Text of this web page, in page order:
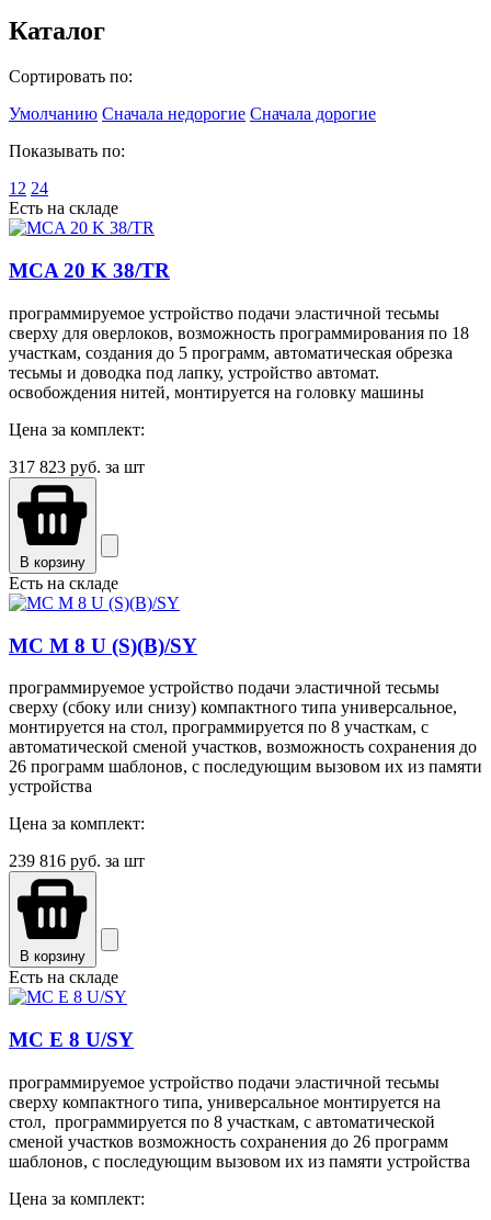
Каталог
Сортировать по:
Умолчанию Сначала недорогие Сначала дорогие
Показывать по:
12 24
Есть на складе
MCA 20 K 38/TR
программируемое устройство подачи эластичной тесьмы
сверху для оверлоков, возможность программирования по 18
участкам, создания до 5 программ, автоматическая обрезка
тесьмы и доводка под лапку, устройство автомат.
освобождения нитей, монтируется на головку машины
Цена за комплект:
317 823 руб. за шт
В корзину
Есть на складе
MC М 8 U (S)(B)/SY
программируемое устройство подачи эластичной тесьмы
сверху (сбоку или снизу) компактного типа универсальное,
монтируется на стол, программируется по 8 участкам, с
автоматической сменой участков, возможность сохранения до
26 программ шаблонов, с последующим вызовом их из памяти
устройства
Цена за комплект:
239 816 руб. за шт
В корзину
Есть на складе
MC E 8 U/SY
программируемое устройство подачи эластичной тесьмы
сверху компактного типа, универсальное монтируется на
стол, программируется по 8 участкам, с автоматической
сменой участков возможность сохранения до 26 программ
шаблонов, с последующим вызовом их из памяти устройства
Цена за комплект: